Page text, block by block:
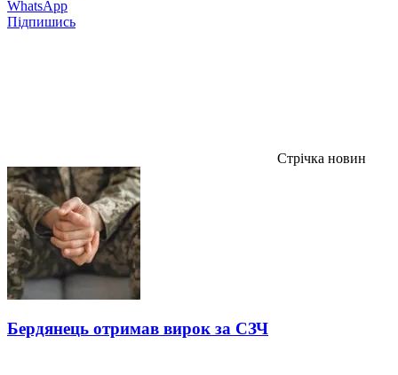
WhatsApp
Підпишись
Стрічка новин
Бердянець отримав вирок за СЗЧ